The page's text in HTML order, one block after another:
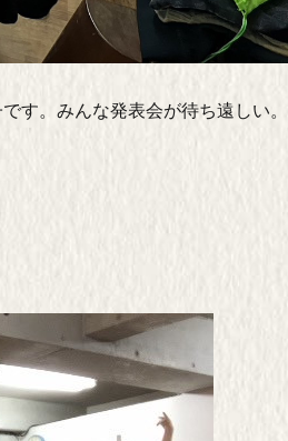
す。みんな発表会が待ち遠しい。